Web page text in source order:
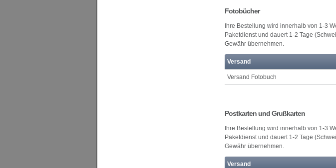
Fotobücher
Ihre Bestellung wird innerhalb von 1-3
Paketdienst und dauert 1-2 Tage
Gewähr übernehmen.
Versand
Versand Fotobuch
Postkarten und Grußkarten
Ihre Bestellung wird innerhalb von 1-3
Paketdienst und dauert 1-2 Tage
Gewähr übernehmen.
Versand